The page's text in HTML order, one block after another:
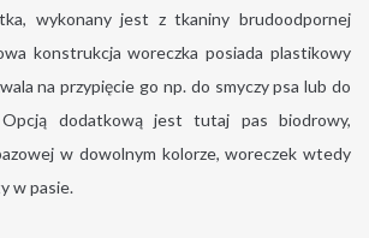
wykonany jest z tkaniny brudoodpornej
konstrukcja woreczka posiada plastikowy
na przypięcie go np. do smyczy psa lub do
dodatkową jest tutaj pas biodrowy,
w dowolnym kolorze, woreczek wtedy
w pasie.